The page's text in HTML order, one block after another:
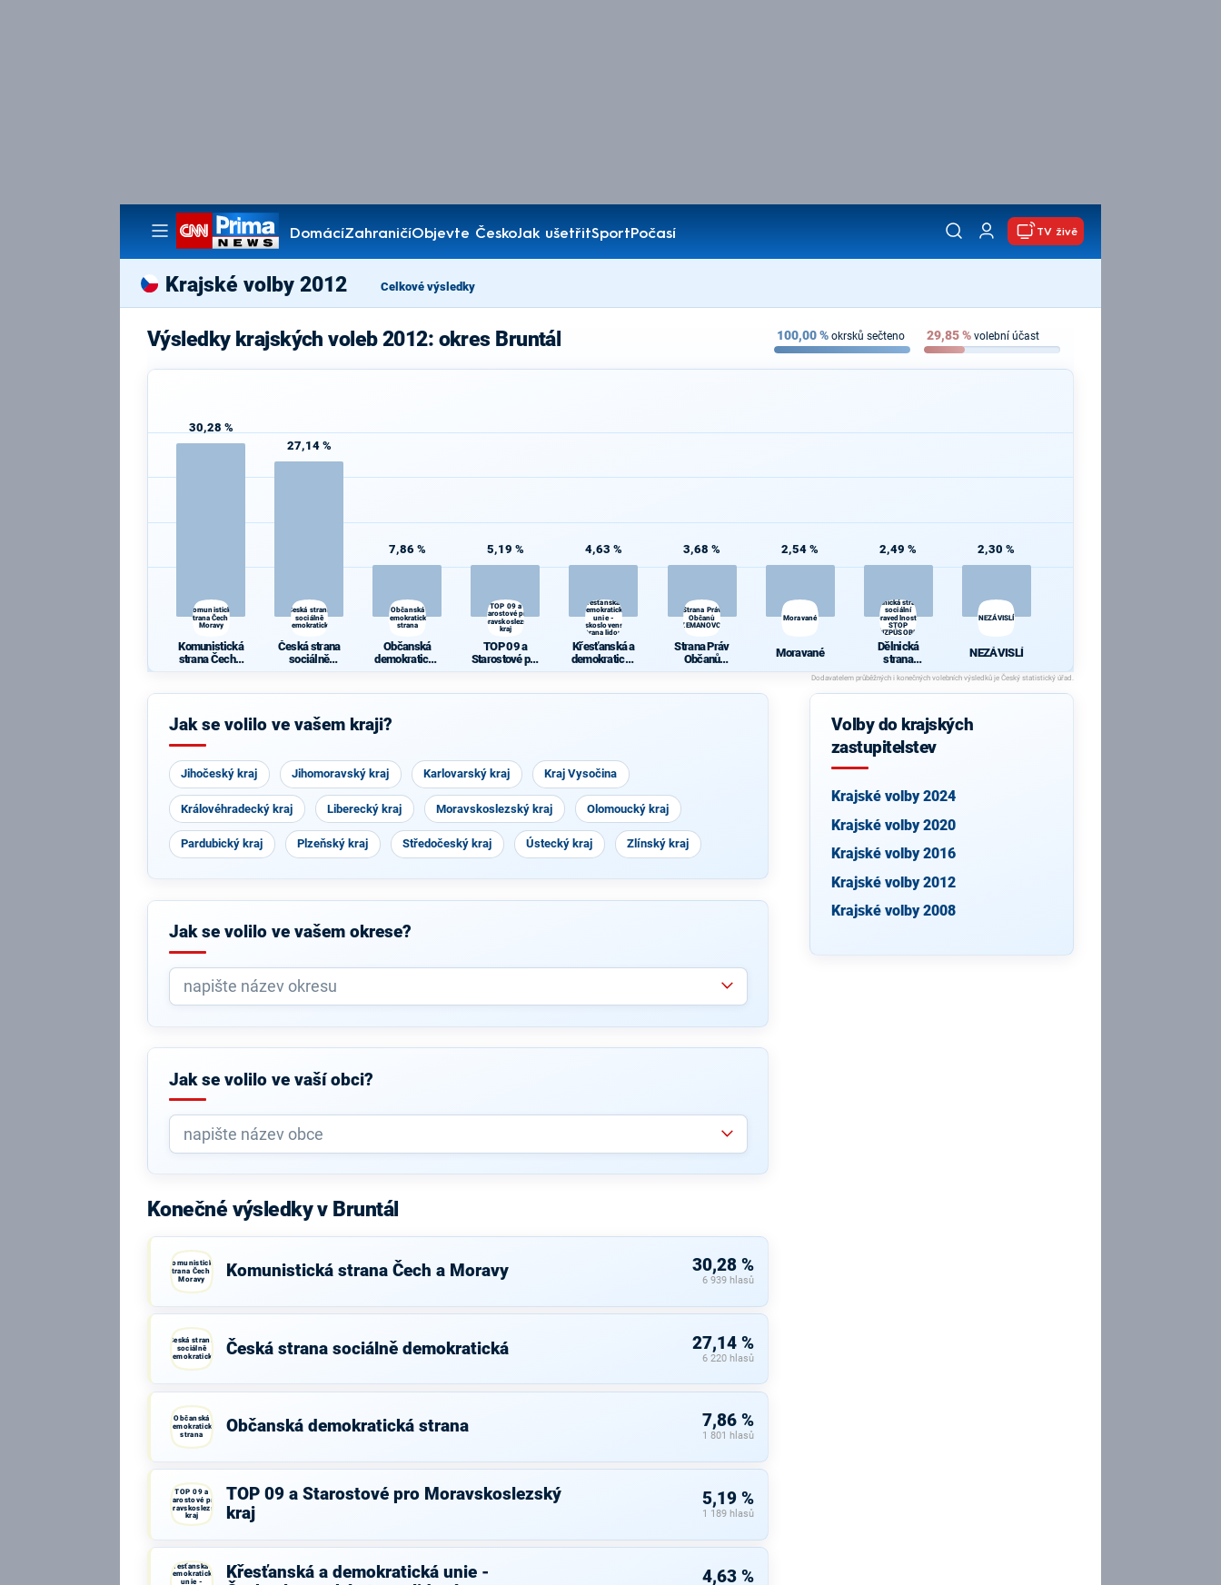
DomácíZahraničíObjevte ČeskoJak ušetřitSportPočasí
Pořady
TV živě
Krajské volby 2012 Celkové výsledky
Výsledky krajských voleb 2012: okres Bruntál 100,00% okrsků sečteno 29,85% volební účast
30,28 %
Komunistická
strana Čech a
Moravy
Komunistická
strana Čech a
27,14 %
Česká strana
sociálně
demokratická
Česká strana
sociálně
7,86 %
Občanská
demokratická
strana
Občanská
demokratická
5,19 %
TOP 09 a
Starostové pro
Moravskoslezský
kraj
TOP 09 a
Starostové pro
4,63 %
Křesťanská a
demokratická
unie -
Československá
strana lidová
Křesťanská a
demokratická
ká strana
3,68 %
Strana Práv
Občanů
ZEMANOVCI
Strana Práv
Občanů
ZEMANOVCI
2,54 %
Moravané
Moravané
2,49 %
Dělnická strana
sociální
spravedlnosti -
STOP
NEPŘIZPŮSOBIVÝM!
Dělnická
strana
sociální
spravedlnosti
- STOP
BIVÝM!
2,30 %
NEZÁVISLÍ
NEZÁVISLÍ
Jak se volilo ve vašem kraji?
Jihočeský kraj Jihomoravský kraj Karlovarský kraj Kraj Vysočina
Královéhradecký kraj Liberecký kraj Moravskoslezský kraj Olomoucký kraj
Pardubický kraj Plzeňský kraj Středočeský kraj Ústecký kraj Zlínský kraj
Jak se volilo ve vašem okrese?
Jak se volilo ve vaší obci?
Konečné výsledky v Bruntál
Komunistická
strana Čech a
Moravy
Komunistická strana Čech a Moravy 30,28 %
6 939 hlasů
Česká strana
sociálně
demokratická
Česká strana sociálně demokratická 27,14 %
6 220 hlasů
Občanská
demokratická
strana
Občanská demokratická strana 7,86 %
1 801 hlasů
TOP 09 a
Starostové pro
Moravskoslezský
kraj
TOP 09 a Starostové pro Moravskoslezský
kraj
5,19 %
1 189 hlasů
Křesťanská a
demokratická
unie -
Křesťanská a demokratická unie -
4,63 %
Volby do krajských
zastupitelstev
Krajské volby 2024
Krajské volby 2020
Krajské volby 2016
Krajské volby 2012
Krajské volby 2008